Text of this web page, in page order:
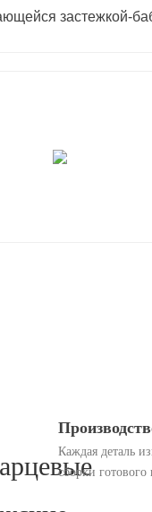
застежкой-
Каждая деталь
сборки готового